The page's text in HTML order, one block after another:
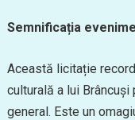
Semnificația
Această licitație
culturală a lui Brâncuși
general. Este un